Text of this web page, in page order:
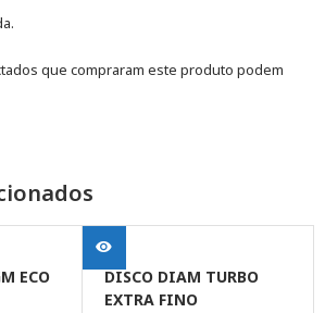
que compraram este produto podem
ECO
DISCO DIAM TURBO
EXTRA FINO